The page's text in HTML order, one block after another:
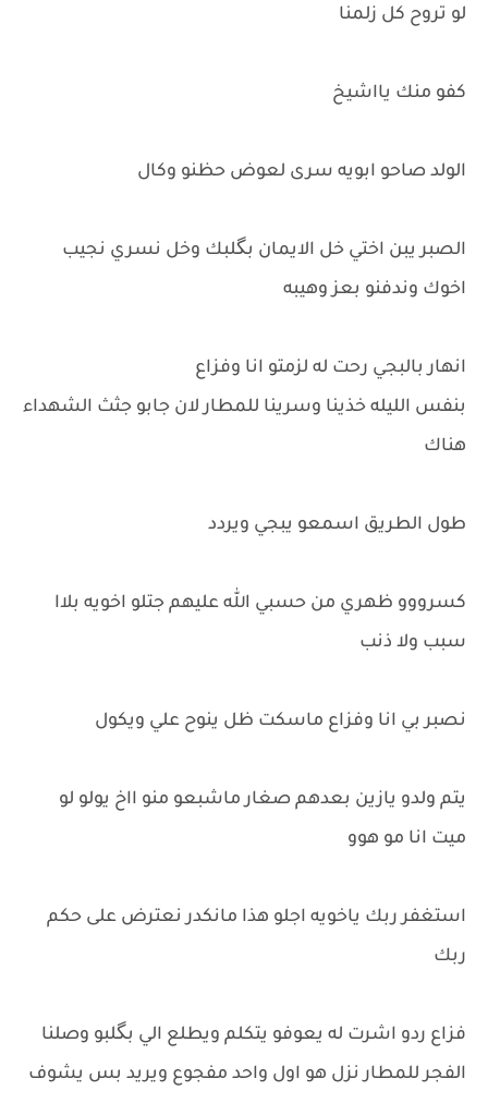
لو تروح كل زلمنا
‏كفو منك يااشيخ
الولد صاحو ابويه سرى لعوض حظنو وكال
الصبر يبن اختي خل الايمان بگلبك وخل نسري نجيب
اخوك وندفنو بعز وهيبه
انهار بالبجي رحت له لزمتو انا وفزاع
بنفس الليله خذينا وسرينا للمطار لان جابو جثث الشهداء
هناك
طول الطريق اسمعو يبجي ويردد
كسرووو ظهري من حسبي الله عليهم جتلو اخويه بلاا
سبب ولا ذنب
نصبر بي انا وفزاع ماسكت ظل ينوح علي ويكول
يتم ولدو يازين بعدهم صغار ماشبعو منو ااخ يولو لو
ميت انا مو هوو
استغفر ربك ياخويه اجلو هذا مانكدر نعترض على حكم
ربك
فزاع ردو اشرت له يعوفو يتكلم ويطلع الي بگلبو وصلنا
الفجر للمطار نزل هو اول واحد مفجوع ويريد بس يشوف